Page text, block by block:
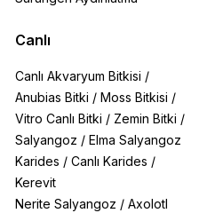
Canlı
Canlı Akvaryum Bitkisi /
Anubias Bitki / Moss Bitkisi /
Vitro Canlı Bitki / Zemin Bitki /
Salyangoz / Elma Salyangoz
Karides / Canlı Karides /
Kerevit
Nerite Salyangoz / Axolotl